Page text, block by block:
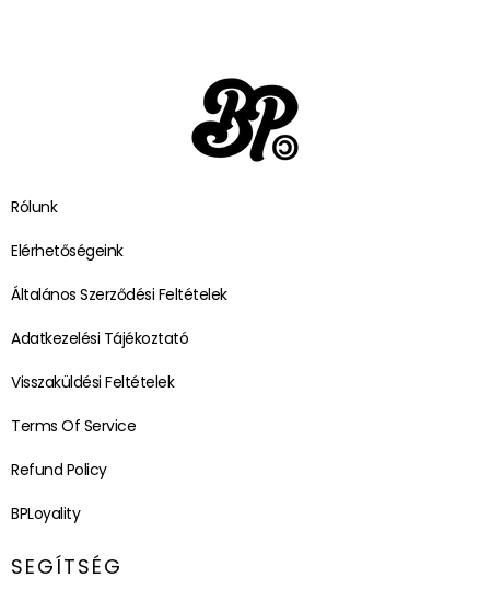
Rólunk
Elérhetőségeink
Általános Szerződési Feltételek
Adatkezelési Tájékoztató
Visszaküldési Feltételek
Terms Of Service
Refund Policy
BPLoyality
SEGÍTSÉG